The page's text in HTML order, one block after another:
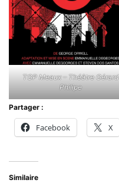
TGP Meaux – Théâtre Gérard
Philipe
Partager :
Facebook X
Similaire